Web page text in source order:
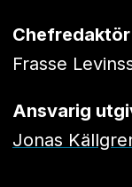
Chefredaktör
Frasse
Ansvarig
Jonas